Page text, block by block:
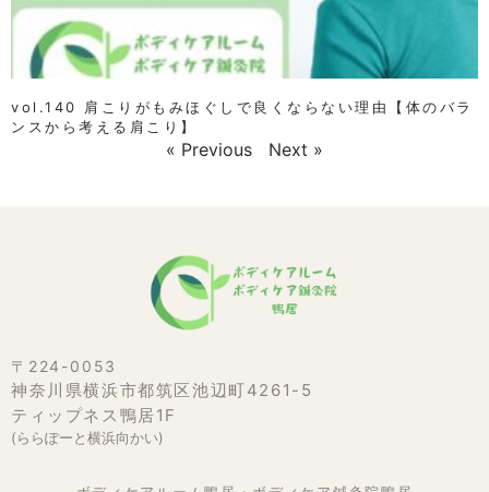
vol.140 肩こりがもみほぐしで良くならない理由【体のバラ
ンスから考える肩こり】
« Previous Next »
〒224-0053
神奈川県横浜市都筑区池辺町4261-5
ティップネス鴨居1F
(ららぽーと横浜向かい)